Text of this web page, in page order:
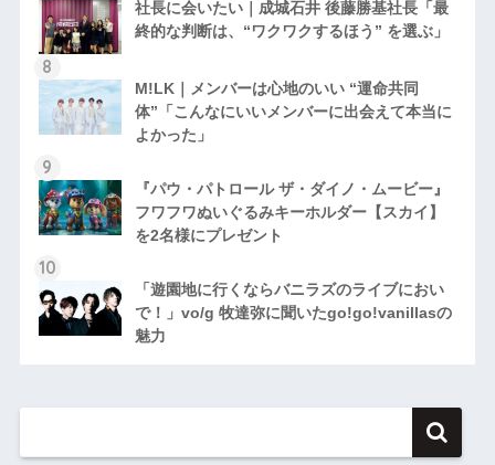
社長に会いたい｜成城石井 後藤勝基社長「最
終的な判断は、“ワクワクするほう” を選ぶ」
M!LK｜メンバーは心地のいい “運命共同
体”「こんなにいいメンバーに出会えて本当に
よかった」
『パウ・パトロール ザ・ダイノ・ムービー』
フワフワぬいぐるみキーホルダー【スカイ】
を2名様にプレゼント
「遊園地に行くならバニラズのライブにおい
で！」vo/g 牧達弥に聞いたgo!go!vanillasの
魅力